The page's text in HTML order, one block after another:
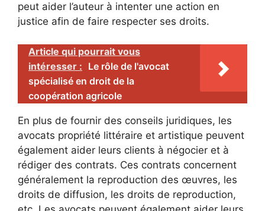
peut aider l’auteur à intenter une action en
justice afin de faire respecter ses droits.
Article qui pourrait vous
intéresser : Le rôle de l'avocat
spécialisé en droit de la
coopération agricole
En plus de fournir des conseils juridiques, les
avocats propriété littéraire et artistique peuvent
également aider leurs clients à négocier et à
rédiger des contrats. Ces contrats concernent
généralement la reproduction des œuvres, les
droits de diffusion, les droits de reproduction,